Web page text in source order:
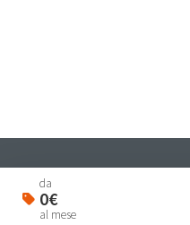
da
0€
al mese
Via Dante 4 Venezia 30174
lasegreteria@laplanning.it